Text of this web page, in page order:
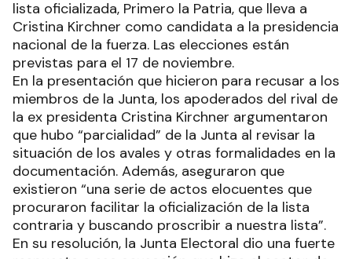
lista oficializada, Primero la Patria, que lleva a
Cristina Kirchner como candidata a la presidencia
nacional de la fuerza. Las elecciones están
previstas para el 17 de noviembre.
En la presentación que hicieron para recusar a los
miembros de la Junta, los apoderados del rival de
la ex presidenta Cristina Kirchner argumentaron
que hubo “parcialidad” de la Junta al revisar la
situación de los avales y otras formalidades en la
documentación. Además, aseguraron que
existieron “una serie de actos elocuentes que
procuraron facilitar la oficialización de la lista
contraria y buscando proscribir a nuestra lista”.
En su resolución, la Junta Electoral dio una fuerte